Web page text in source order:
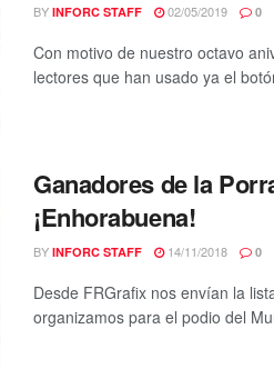
BY INFORC STAFF 02/05/2019 0
Con motivo de nuestro octavo
lectores que han usado ya el
Ganadores de la
¡Enhorabuena!
BY INFORC STAFF 14/11/2018 0
Desde FRGrafix nos envían la
organizamos para el podio del